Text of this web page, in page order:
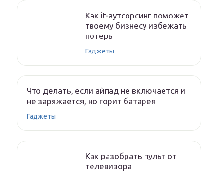
Как it-аутсорсинг поможет
твоему бизнесу избежать
потерь
Гаджеты
Что делать, если айпад не включается и
не заряжается, но горит батарея
Гаджеты
Как разобрать пульт от
телевизора